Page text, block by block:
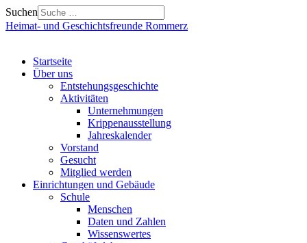
Suchen
Heimat- und Geschichtsfreunde Rommerz
Startseite
Über uns
Entstehungsgeschichte
Aktivitäten
Unternehmungen
Krippenausstellung
Jahreskalender
Vorstand
Gesucht
Mitglied werden
Einrichtungen und Gebäude
Schule
Menschen
Daten und Zahlen
Wissenswertes